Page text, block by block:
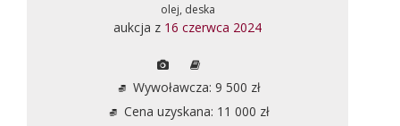
olej, deska
aukcja z 16 czerwca 2024
Wywoławcza: 9 500 zł
Cena uzyskana: 11 000 zł